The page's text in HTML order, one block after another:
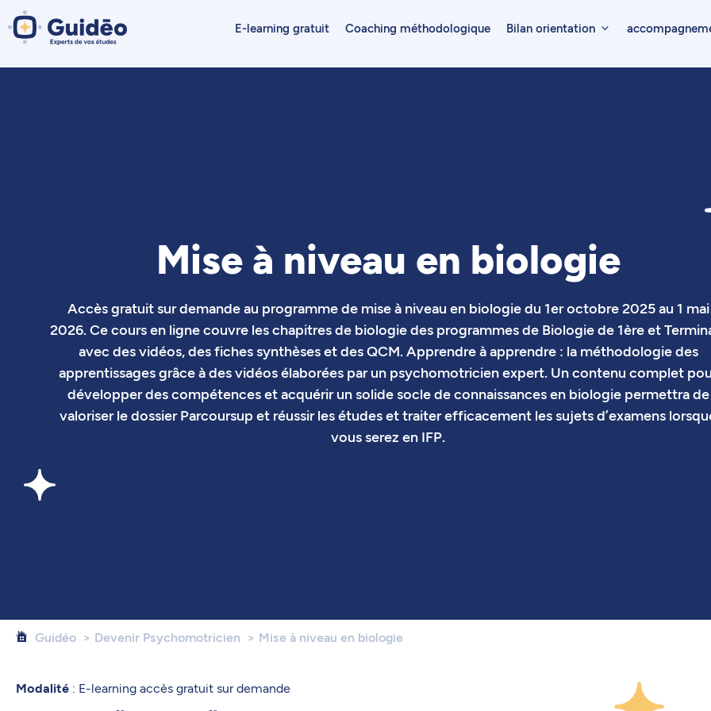
Aller
au
contenu
E-learning gratuit Coaching méthodologique Bilan orientation
Mise à niveau en biologie
Accès gratuit sur demande au programme de mise à niveau en biologie du 1er octobre 2025 au 1 mai
2026. Ce cours en ligne couvre les chapitres de biologie des programmes de Biologie de 1ère et
avec des vidéos, des fiches synthèses et des QCM. Apprendre à apprendre : la méthodologie des
apprentissages grâce à des vidéos élaborées par un psychomotricien expert. Un contenu complet
développer des compétences et acquérir un solide socle de connaissances en biologie permettra de
valoriser le dossier Parcoursup et réussir les études et traiter efficacement les sujets d’examens
vous serez en IFP.
Guidéo Devenir Psychomotricien Mise à niveau en biologie
Modalité : E-learning accès gratuit sur demande